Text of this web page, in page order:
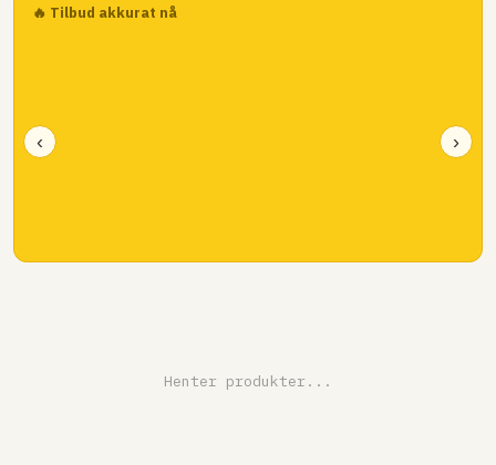
🔥 Tilbud akkurat nå
‹ ›
Henter produkter...